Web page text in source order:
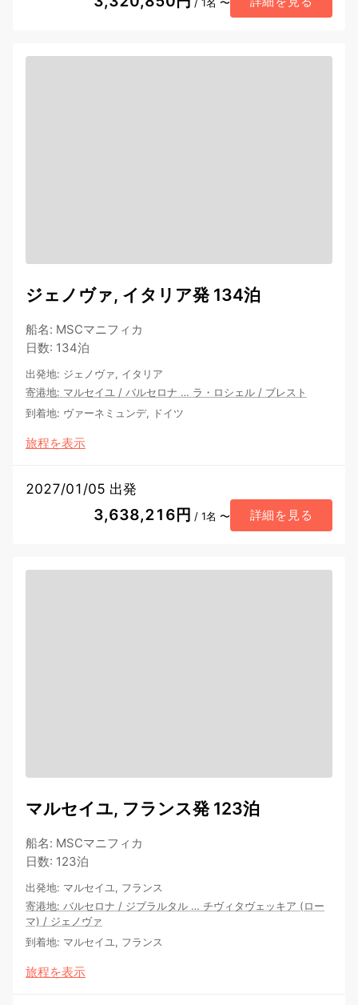
/ 1名 〜
ジェノヴァ, イタリア発 134泊
船名: MSCマニフィカ
日数: 134泊
出発地: ジェノヴァ, イタリア
寄港地: マルセイユ / バルセロナ … ラ・ロシェル / ブレスト
到着地: ヴァーネミュンデ, ドイツ
旅程を表示
2027/01/05 出発
3,638,216円 / 1名 〜 詳細を見る
マルセイユ, フランス発 123泊
船名: MSCマニフィカ
日数: 123泊
出発地: マルセイユ, フランス
寄港地: バルセロナ / ジブラルタル … チヴィタヴェッキア (ロー
マ) / ジェノヴァ
到着地: マルセイユ, フランス
旅程を表示